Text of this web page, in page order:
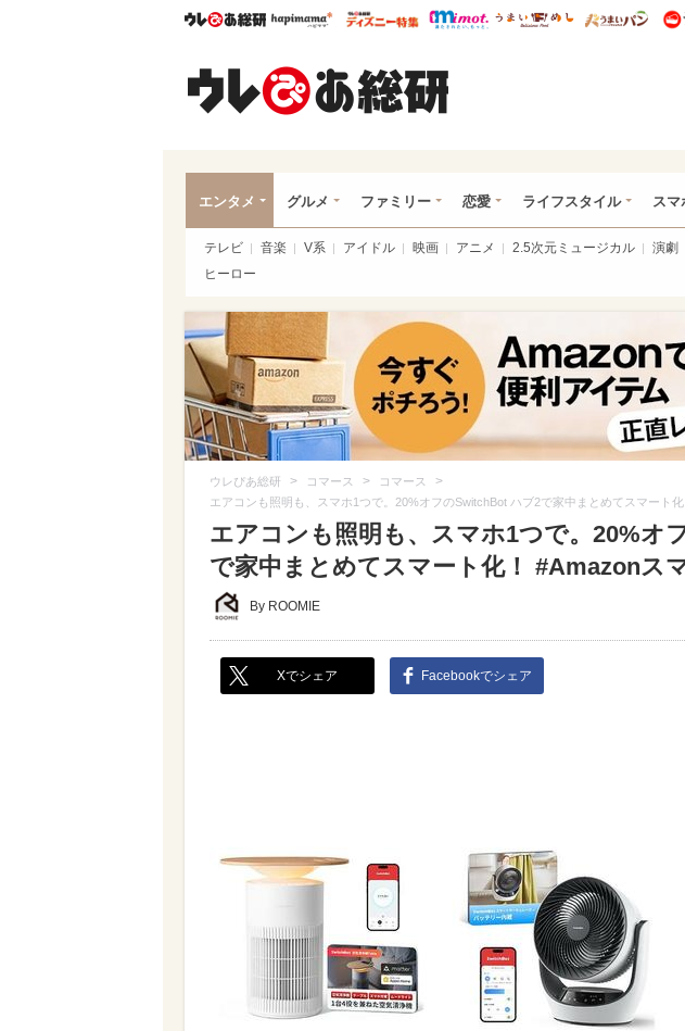
ウレぴあ総研ハピママ* ウレぴあ総研 ディズニー特集
mimot. うまいめし う
エンタメ グルメ ファミリー 恋愛 ライフスタイル スマ
テレビ 音楽 V系 アイドル 映画 アニメ 2.5次元ミュージカル 演劇
ヒーロー
ウレぴあ総研 > コマース > コマース >
エアコンも照明も、スマホ1つで。20%オフのSwitchBot ハブ2で家中まとめてスマート
エアコンも照明も、スマホ1つで。20%オ
で家中まとめてスマート化！ #Amazonス
By ROOMIE
Xでシェア Facebookでシェア